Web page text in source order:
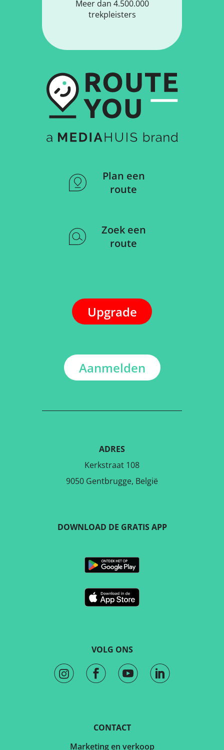
Meer dan 4.500.000
trekpleisters
Plan een
route
Zoek een
route
Upgrade
Aanmelden
ADRES
Kerkstraat 108
9050 Gentbrugge, België
VOLG ONS
DOWNLOAD DE GRATIS APP
CONTACT
Marketing en verkoop